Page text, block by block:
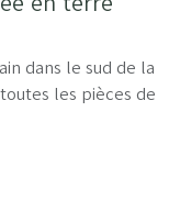
dans le sud de la
les pièces de